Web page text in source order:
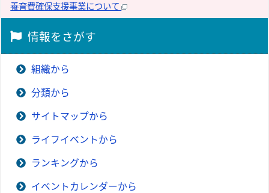
養育費確保支援事業について
情報をさがす
組織から
分類から
サイトマップから
ライフイベントから
ランキングから
イベントカレンダーから